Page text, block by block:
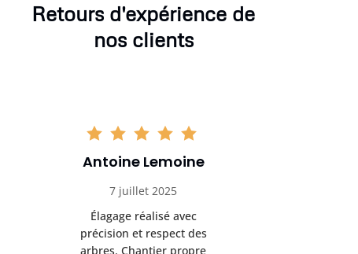
Retours d'expérience de
nos clients
Antoine Lemoine
7 juillet 2025
Élagage réalisé avec
précision et respect des
arbres. Chantier propre